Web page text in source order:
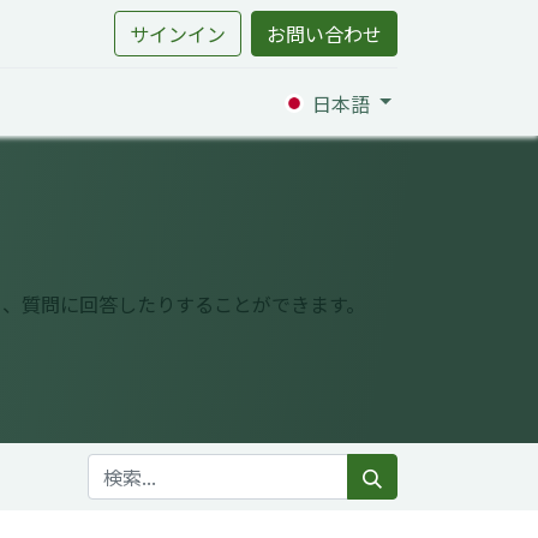
サインイン お問い合わせ
日本語
問に回答したりすることができます。